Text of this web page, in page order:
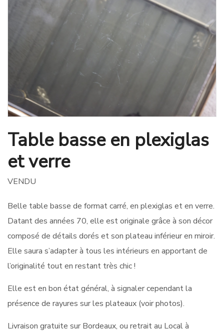
Table basse en plexiglas
et verre
VENDU
Belle table basse de format carré, en plexiglas et en verre.
Datant des années 70, elle est originale grâce à son décor
composé de détails dorés et son plateau inférieur en miroir.
Elle saura s’adapter à tous les intérieurs en apportant de
l’originalité tout en restant très chic !
Elle est en bon état général, à signaler cependant la
présence de rayures sur les plateaux (voir photos).
Livraison gratuite sur Bordeaux, ou retrait au Local à